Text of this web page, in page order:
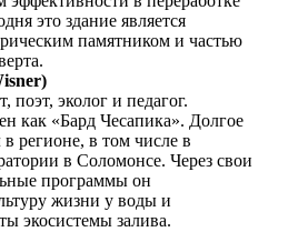
это здание является
памятником и частью
поэт, эколог и педагог.
как «Бард Чесапика». Долгое
регионе, в том числе в
в Соломонсе. Через свои
программы он
жизни у воды и
экосистемы залива.